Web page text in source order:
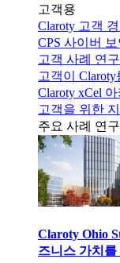
고객용
Claroty 고객
CPS 사이버
고객 사례 연구
고객이
Claroty xCel 아
고객을 위한
주요 사례 연구
Claroty Ohio
즈니스 가치